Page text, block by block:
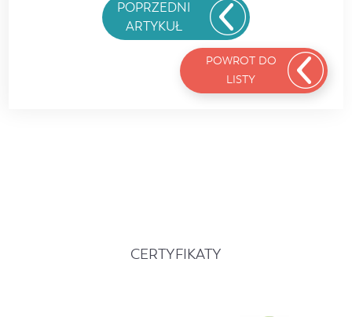
POPRZEDNI
ARTYKUŁ
POWROT DO
LISTY
CERTYFIKATY